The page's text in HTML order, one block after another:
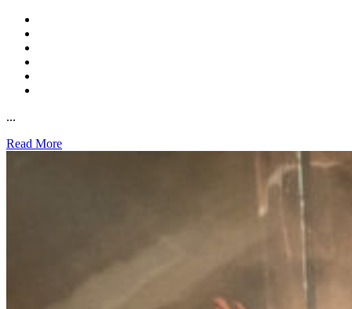
...
Read More